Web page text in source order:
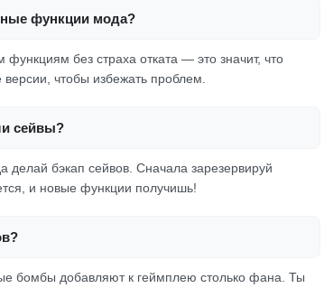
функции мода?
без страха отката — это значит, что
чтобы избежать проблем.
сейвы?
делай бэкап сейвов. Сначала зарезервируй
и новые функции получишь!
бомбы добавляют к геймплею столько фана. Ты